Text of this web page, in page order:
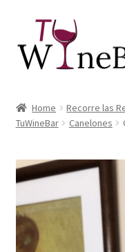
a
la
al
contenido
Tienda de Vinos y
Servicios
Sobre Nosotros
Home
Recorre las
TuWineBar
Canelones